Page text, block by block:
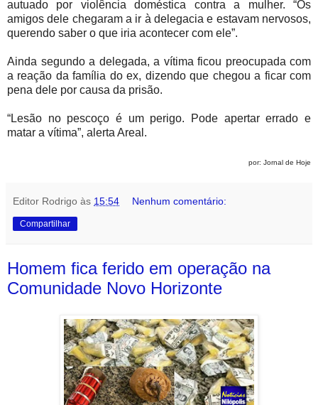
autuado por violência doméstica contra a mulher. “Os
amigos dele chegaram a ir à delegacia e estavam nervosos,
querendo saber o que iria acontecer com ele”.
Ainda segundo a delegada, a vítima ficou preocupada com
a reação da família do ex, dizendo que chegou a ficar com
pena dele por causa da prisão.
“Lesão no pescoço é um perigo. Pode apertar errado e
matar a vítima”, alerta Areal.
por: Jornal de Hoje
Editor Rodrigo às 15:54 Nenhum comentário:
Compartilhar
Homem fica ferido em operação na
Comunidade Novo Horizonte